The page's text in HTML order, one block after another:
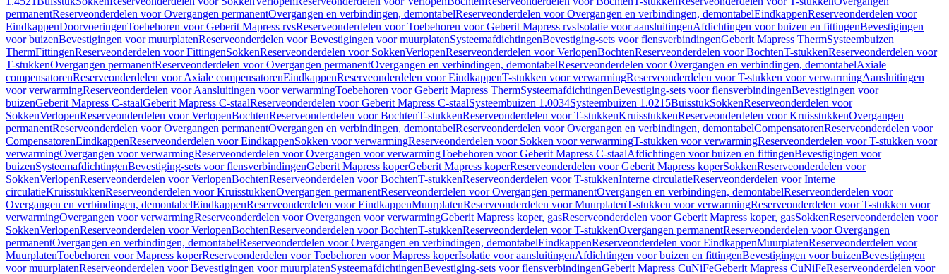
permanentReserveonderdelen voor Overgangen permanentOvergangen en verbindingen, demontabelReserveonderdelen voor Overgangen en verbindingen, demontabelEindkappenReserveonderdelen voor
EindkappenDoorvoeringenToebehoren voor Geberit Mapress rvsReserveonderdelen voor Toebehoren voor Geberit Mapress rvsIsolatie voor aansluitingenAfdichtingen voor buizen en fittingenBevestigingen
voor buizenBevestigingen voor muurplatenReserveonderdelen voor Bevestigingen voor muurplatenSysteemafdichtingenBevestiging-sets voor flensverbindingenGeberit Mapress ThermSysteembuizen
ThermFittingenReserveonderdelen voor FittingenSokkenReserveonderdelen voor SokkenVerlopenReserveonderdelen voor VerlopenBochtenReserveonderdelen voor BochtenT-stukkenReserveonderdelen voor
T-stukkenOvergangen permanentReserveonderdelen voor Overgangen permanentOvergangen en verbindingen, demontabelReserveonderdelen voor Overgangen en verbindingen, demontabelAxiale
compensatorenReserveonderdelen voor Axiale compensatorenEindkappenReserveonderdelen voor EindkappenT-stukken voor verwarmingReserveonderdelen voor T-stukken voor verwarmingAansluitingen
voor verwarmingReserveonderdelen voor Aansluitingen voor verwarmingToebehoren voor Geberit Mapress ThermSysteemafdichtingenBevestiging-sets voor flensverbindingenBevestigingen voor
buizenGeberit Mapress C-staalGeberit Mapress C-staalReserveonderdelen voor Geberit Mapress C-staalSysteembuizen 1.0034Systeembuizen 1.0215BuisstukSokkenReserveonderdelen voor
SokkenVerlopenReserveonderdelen voor VerlopenBochtenReserveonderdelen voor BochtenT-stukkenReserveonderdelen voor T-stukkenKruisstukkenReserveonderdelen voor KruisstukkenOvergangen
permanentReserveonderdelen voor Overgangen permanentOvergangen en verbindingen, demontabelReserveonderdelen voor Overgangen en verbindingen, demontabelCompensatorenReserveonderdelen voor
CompensatorenEindkappenReserveonderdelen voor EindkappenSokken voor verwarmingReserveonderdelen voor Sokken voor verwarmingT-stukken voor verwarmingReserveonderdelen voor T-stukken voor
verwarmingOvergangen voor verwarmingReserveonderdelen voor Overgangen voor verwarmingToebehoren voor Geberit Mapress C-staalAfdichtingen voor buizen en fittingenBevestigingen voor
buizenSysteemafdichtingenBevestiging-sets voor flensverbindingenGeberit Mapress koperGeberit Mapress koperReserveonderdelen voor Geberit Mapress koperSokkenReserveonderdelen voor
SokkenVerlopenReserveonderdelen voor VerlopenBochtenReserveonderdelen voor BochtenT-stukkenReserveonderdelen voor T-stukkenInterne circulatieReserveonderdelen voor Interne
circulatieKruisstukkenReserveonderdelen voor KruisstukkenOvergangen permanentReserveonderdelen voor Overgangen permanentOvergangen en verbindingen, demontabelReserveonderdelen voor
Overgangen en verbindingen, demontabelEindkappenReserveonderdelen voor EindkappenMuurplatenReserveonderdelen voor MuurplatenT-stukken voor verwarmingReserveonderdelen voor T-stukken voor
verwarmingOvergangen voor verwarmingReserveonderdelen voor Overgangen voor verwarmingGeberit Mapress koper, gasReserveonderdelen voor Geberit Mapress koper, gasSokkenReserveonderdelen voor
SokkenVerlopenReserveonderdelen voor VerlopenBochtenReserveonderdelen voor BochtenT-stukkenReserveonderdelen voor T-stukkenOvergangen permanentReserveonderdelen voor Overgangen
permanentOvergangen en verbindingen, demontabelReserveonderdelen voor Overgangen en verbindingen, demontabelEindkappenReserveonderdelen voor EindkappenMuurplatenReserveonderdelen voor
MuurplatenToebehoren voor Mapress koperReserveonderdelen voor Toebehoren voor Mapress koperIsolatie voor aansluitingenAfdichtingen voor buizen en fittingenBevestigingen voor buizenBevestigingen
voor muurplatenReserveonderdelen voor Bevestigingen voor muurplatenSysteemafdichtingenBevestiging-sets voor flensverbindingenGeberit Mapress CuNiFeGeberit Mapress CuNiFeReserveonderdelen voor